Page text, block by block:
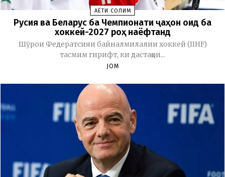
ҲАЁТИ СОЛИМ
Русия ва Беларус ба Чемпионати ҷаҳон оид ба
хоккей-2027 роҳ наёфтанд
Шӯрои Федератсияи байналмилалии хоккей (IIHF)
тасмим гирифт, ки дастаҳои...
JOM